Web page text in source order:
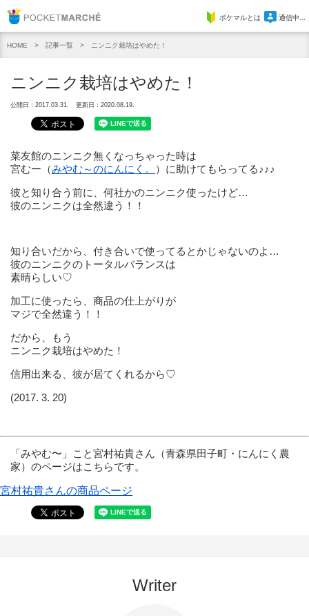
Pocket Marcheポケマルとは 通信中...
HOME 記事一覧 ニンニク栽培はやめた！
ニンニク栽培はやめた！
公開日：2017.03.31. 更新日：2020.08.19.
菜友館のニンニク無くなっちゃった時は
宮むー（みやむ～のにんにく。
）に助けてもらってる♪♪♪
彼と知り合う前に、何社かのニンニク使ったけど…
彼のニンニクは全然違う！！
知り合いだから、付き合いで使ってるとかじゃないのよ…
彼のニンニクのトータルバランスは
素晴らしい♡
加工に使ったら、商品の仕上がりが
マジで全然違う！！
だから、もう
ニンニク栽培はやめた！
信用出来る、彼が居てくれるから♡
(2017. 3. 20)
「みやむ〜」こと宮村祐貴さん（青森県田子町・にんにく農
家）のページはこちらです。
宮村祐貴さんの商品ページ
Writer